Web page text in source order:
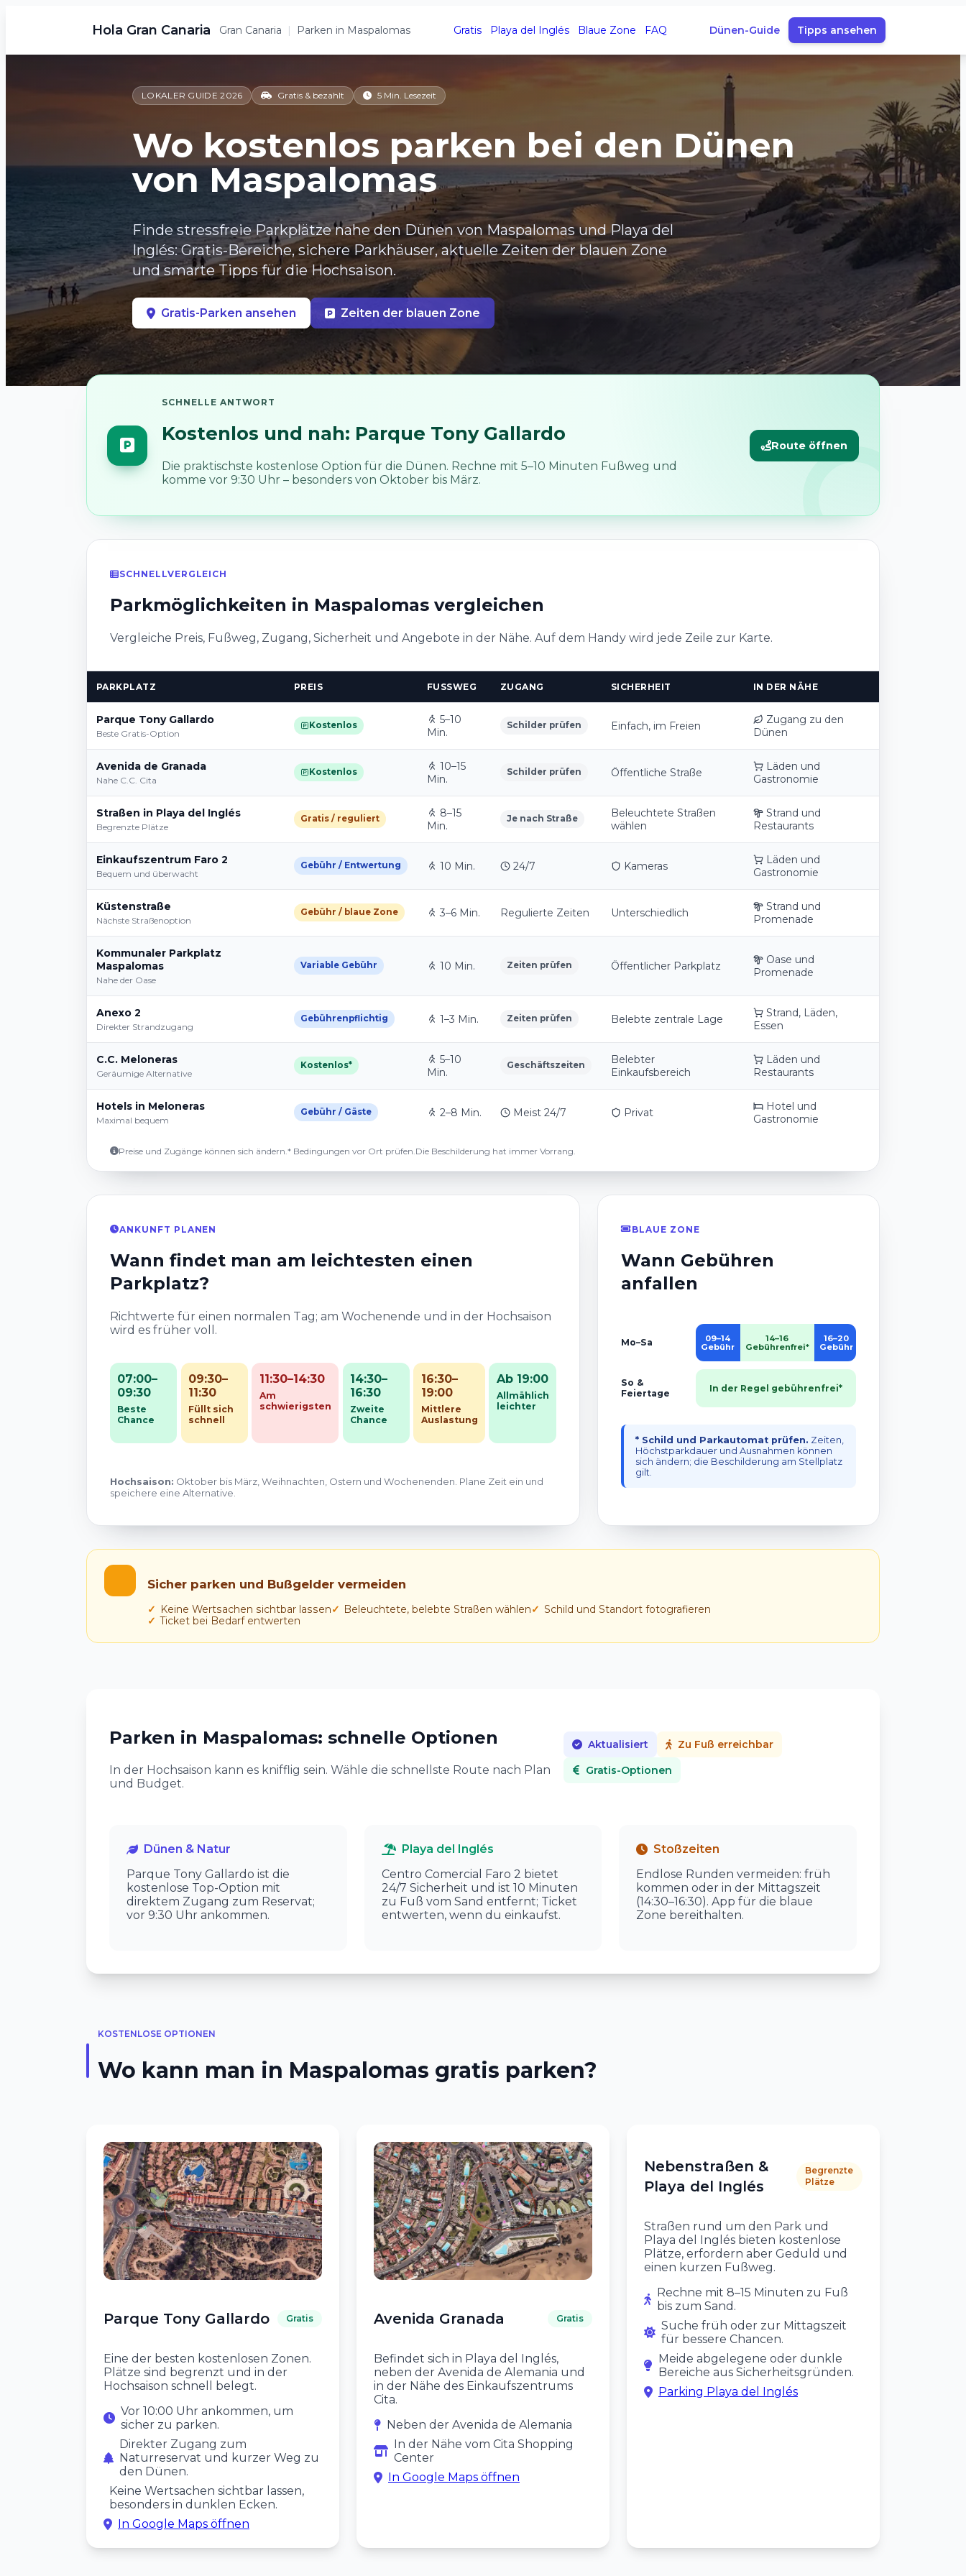
Hola Gran Canaria Gran Canaria | Parken in Maspalomas Gratis Playa del Inglés Blaue Zone FAQ Dünen-Guide Tipps ansehen
LOKALER GUIDE 2026 Gratis & bezahlt 5 Min. Lesezeit
Wo kostenlos parken bei den Dünen
von Maspalomas
Finde stressfreie Parkplätze nahe den Dünen von Maspalomas und Playa del
Inglés: Gratis-Bereiche, sichere Parkhäuser, aktuelle Zeiten der blauen Zone
und smarte Tipps für die Hochsaison.
Gratis-Parken ansehen Zeiten der blauen Zone
SCHNELLE ANTWORT
Kostenlos und nah: Parque Tony Gallardo
Die praktischste kostenlose Option für die Dünen. Rechne mit 5–10 Minuten Fußweg und
komme vor 9:30 Uhr – besonders von Oktober bis März.
Route öffnen
SCHNELLVERGLEICH
Parkmöglichkeiten in Maspalomas vergleichen
Vergleiche Preis, Fußweg, Zugang, Sicherheit und Angebote in der Nähe. Auf dem Handy wird jede Zeile zur Karte.
PARKPLATZ PREIS FUSSWEG ZUGANG SICHERHEIT IN DER NÄHE
Parque Tony Gallardo
Beste Gratis-Option
Kostenlos
5–10
Min.
Schilder prüfen Einfach, im Freien
Zugang zu den
Dünen
Avenida de Granada
Nahe C.C. Cita
Kostenlos
10–15
Min.
Schilder prüfen Öffentliche Straße
Läden und
Gastronomie
Straßen in Playa del Inglés
Begrenzte Plätze
Gratis / reguliert
8–15
Min.
Je nach Straße
Beleuchtete Straßen
wählen
Strand und
Restaurants
Einkaufszentrum Faro 2
Bequem und überwacht
Gebühr / Entwertung 10 Min. 24/7 Kameras
Läden und
Gastronomie
Küstenstraße
Nächste Straßenoption
Gebühr / blaue Zone 3–6 Min. Regulierte Zeiten Unterschiedlich
Strand und
Promenade
Kommunaler Parkplatz
Maspalomas
Nahe der Oase
Variable Gebühr 10 Min. Zeiten prüfen Öffentlicher Parkplatz
Oase und
Promenade
Anexo 2
Direkter Strandzugang
Gebührenpflichtig 1–3 Min. Zeiten prüfen Belebte zentrale Lage
Strand, Läden,
Essen
C.C. Meloneras
Geräumige Alternative
Kostenlos*
5–10
Min.
Geschäftszeiten
Belebter
Einkaufsbereich
Läden und
Restaurants
Hotels in Meloneras
Maximal bequem
Gebühr / Gäste 2–8 Min. Meist 24/7 Privat
Hotel und
Gastronomie
Preise und Zugänge können sich ändern. * Bedingungen vor Ort prüfen. Die Beschilderung hat immer Vorrang.
ANKUNFT PLANEN
Wann findet man am leichtesten einen
Parkplatz?
Richtwerte für einen normalen Tag; am Wochenende und in der Hochsaison
wird es früher voll.
07:00–
09:30
Beste
Chance
09:30–
11:30
Füllt sich
schnell
11:30–14:30
Am
schwierigsten
14:30–
16:30
Zweite
Chance
16:30–
19:00
Mittlere
Auslastung
Ab 19:00
Allmählich
leichter
Hochsaison: Oktober bis März, Weihnachten, Ostern und Wochenenden. Plane Zeit ein und
speichere eine Alternative.
BLAUE ZONE
Wann Gebühren
anfallen
Mo–Sa
09–14
Gebühr
14–16
Gebührenfrei*
16–20
Gebühr
So &
Feiertage
In der Regel gebührenfrei*
* Schild und Parkautomat prüfen. Zeiten,
Höchstparkdauer und Ausnahmen können
sich ändern; die Beschilderung am Stellplatz
gilt.
Sicher parken und Bußgelder vermeiden
Keine Wertsachen sichtbar lassen Beleuchtete, belebte Straßen wählen
Schild und Standort fotografieren
Ticket bei Bedarf entwerten
Parken in Maspalomas: schnelle Optionen
In der Hochsaison kann es knifflig sein. Wähle die schnellste Route nach Plan
und Budget.
Aktualisiert
Zu Fuß erreichbar
Gratis-Optionen
Dünen & Natur
Parque Tony Gallardo ist die
kostenlose Top-Option mit
direktem Zugang zum Reservat;
vor 9:30 Uhr ankommen.
Playa del Inglés
Centro Comercial Faro 2 bietet
24/7 Sicherheit und ist 10 Minuten
zu Fuß vom Sand entfernt; Ticket
entwerten, wenn du einkaufst.
Stoßzeiten
Endlose Runden vermeiden: früh
kommen oder in der Mittagszeit
(14:30–16:30). App für die blaue
Zone bereithalten.
KOSTENLOSE OPTIONEN
Wo kann man in Maspalomas gratis parken?
Parque Tony Gallardo Gratis
Eine der besten kostenlosen Zonen.
Plätze sind begrenzt und in der
Hochsaison schnell belegt.
Vor 10:00 Uhr ankommen, um
sicher zu parken.
Direkter Zugang zum
Naturreservat und kurzer Weg zu
den Dünen.
Keine Wertsachen sichtbar lassen,
besonders in dunklen Ecken.
In Google Maps öffnen
Avenida Granada Gratis
Befindet sich in Playa del Inglés,
neben der Avenida de Alemania und
in der Nähe des Einkaufszentrums
Cita.
Neben der Avenida de Alemania
In der Nähe vom Cita Shopping
Center
In Google Maps öffnen
Nebenstraßen &
Playa del Inglés
Begrenzte
Plätze
Straßen rund um den Park und
Playa del Inglés bieten kostenlose
Plätze, erfordern aber Geduld und
einen kurzen Fußweg.
Rechne mit 8–15 Minuten zu Fuß
bis zum Sand.
Suche früh oder zur Mittagszeit
für bessere Chancen.
Meide abgelegene oder dunkle
Bereiche aus Sicherheitsgründen.
Parking Playa del Inglés